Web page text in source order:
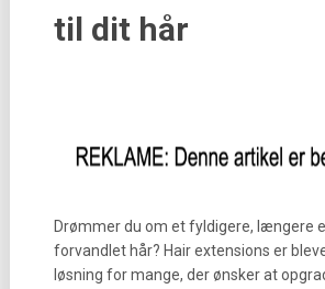
til dit hår
Drømmer du om et fyldigere, længere
forvandlet hår? Hair extensions er
løsning for mange, der ønsker at